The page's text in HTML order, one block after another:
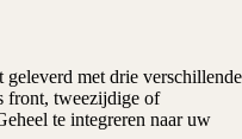
met drie verschillende
front, tweezijdige of
te integreren naar uw